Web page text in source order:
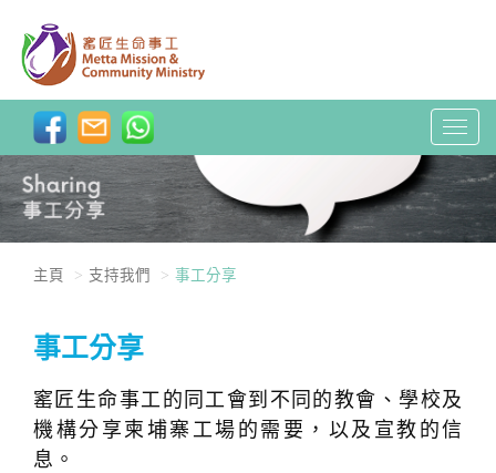
T
o
g
g
l
g
a
主頁 支持我們 事工分享
事工分享
窰匠生命事工的同工會到不同的教會、學校及
機構分享柬埔寨工場的需要，以及宣教的信
息。